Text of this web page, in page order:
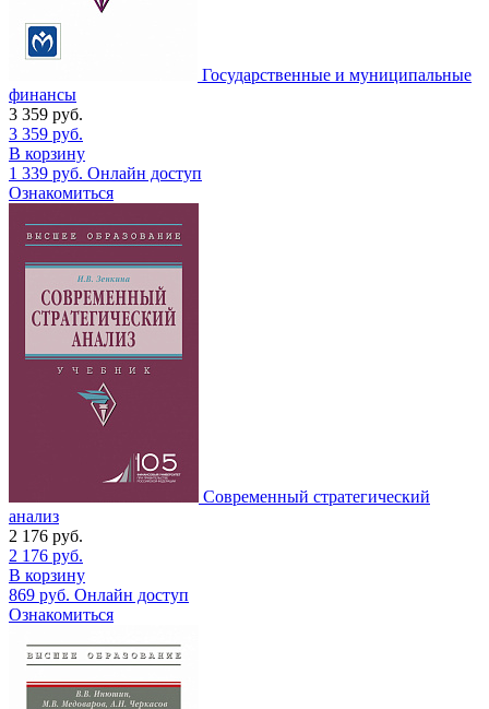
Государственные и муниципальные
финансы
3 359 руб.
3 359 руб.
В корзину
1 339 руб. Онлайн доступ
Ознакомиться
Современный стратегический
анализ
2 176 руб.
2 176 руб.
В корзину
869 руб. Онлайн доступ
Ознакомиться